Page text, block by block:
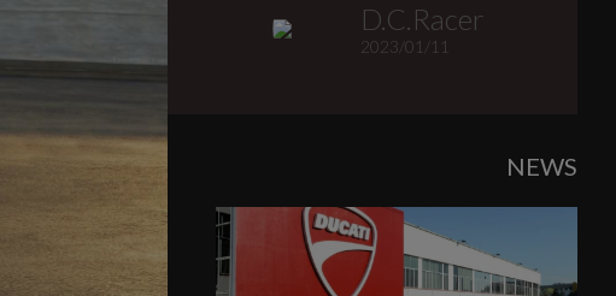
D.C.Racer
2023/01/11
NEWS